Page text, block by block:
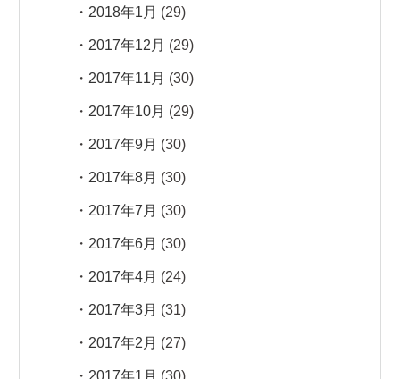
2018年1月 (29)
2017年12月 (29)
2017年11月 (30)
2017年10月 (29)
2017年9月 (30)
2017年8月 (30)
2017年7月 (30)
2017年6月 (30)
2017年4月 (24)
2017年3月 (31)
2017年2月 (27)
2017年1月 (30)